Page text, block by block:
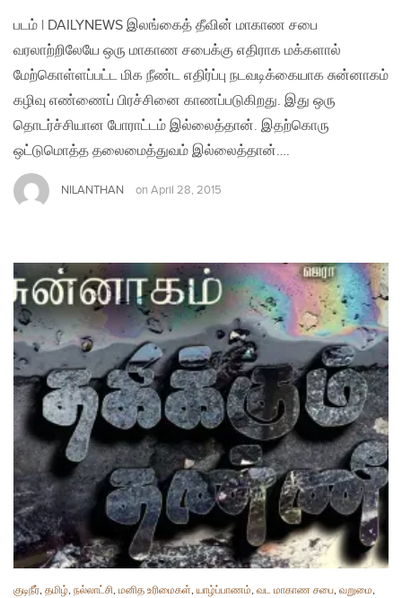
படம் | DAILYNEWS இலங்கைத் தீவின் மாகாண சபை
வரலாற்றிலேயே ஒரு மாகாண சபைக்கு எதிராக மக்களால்
மேற்கொள்ளப்பட்ட மிக நீண்ட எதிர்ப்பு நடவடிக்கையாக சுன்னாகம்
கழிவு எண்ணைப் பிரச்சினை காணப்படுகிறது. இது ஒரு
தொடர்ச்சியான போராட்டம் இல்லைத்தான். இதற்கொரு
ஒட்டுமொத்த தலைமைத்துவம் இல்லைத்தான்….
NILANTHAN on April 28, 2015
குடிநீர், தமிழ், நல்லாட்சி, மனித உரிமைகள், யாழ்ப்பாணம், வட மாகாண சபை, வறுமை,